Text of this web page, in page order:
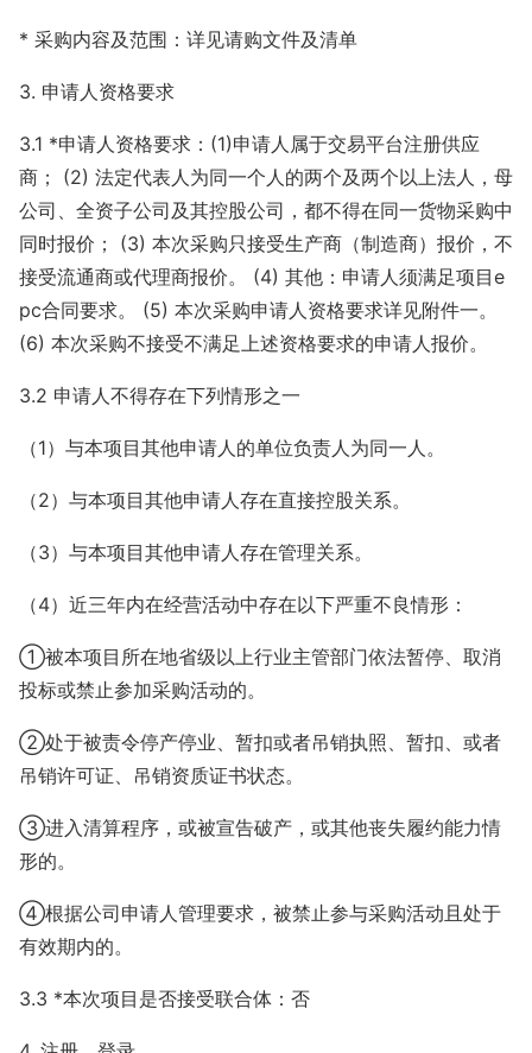
* 采购内容及范围：详见请购文件及清单
3. 申请人资格要求
3.1 *申请人资格要求：(1)申请人属于交易平台注册供应
商； (2) 法定代表人为同一个人的两个及两个以上法人，母
公司、全资子公司及其控股公司，都不得在同一货物采购中
同时报价； (3) 本次采购只接受生产商（制造商）报价，不
接受流通商或代理商报价。 (4) 其他：申请人须满足项目e
pc合同要求。 (5) 本次采购申请人资格要求详见附件一。
(6) 本次采购不接受不满足上述资格要求的申请人报价。
3.2 申请人不得存在下列情形之一
（1）与本项目其他申请人的单位负责人为同一人。
（2）与本项目其他申请人存在直接控股关系。
（3）与本项目其他申请人存在管理关系。
（4）近三年内在经营活动中存在以下严重不良情形：
①被本项目所在地省级以上行业主管部门依法暂停、取消
投标或禁止参加采购活动的。
②处于被责令停产停业、暂扣或者吊销执照、暂扣、或者
吊销许可证、吊销资质证书状态。
③进入清算程序，或被宣告破产，或其他丧失履约能力情
形的。
④根据公司申请人管理要求，被禁止参与采购活动且处于
有效期内的。
3.3 *本次项目是否接受联合体：否